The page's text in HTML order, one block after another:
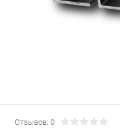
Отзывов: 0